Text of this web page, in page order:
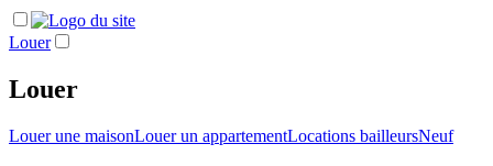
Louer
Louer
Louer une maisonLouer un appartementLocations bailleursNeuf